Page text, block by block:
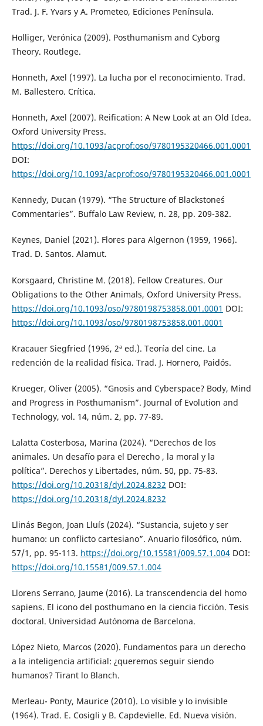
Trad. J. F. Yvars y A. Prometeo, Ediciones Península.
Holliger, Verónica (2009). Posthumanism and Cyborg
Theory. Routlege.
Honneth, Axel (1997). La lucha por el reconocimiento. Trad.
M. Ballestero. Crítica.
Honneth, Axel (2007). Reification: A New Look at an Old Idea.
Oxford University Press.
https://doi.org/10.1093/acprof:oso/9780195320466.001.0001
DOI:
https://doi.org/10.1093/acprof:oso/9780195320466.001.0001
Kennedy, Ducan (1979). “The Structure of Blackstone´s
Commentaries”. Buffalo Law Review, n. 28, pp. 209-382.
Keynes, Daniel (2021). Flores para Algernon (1959, 1966).
Trad. D. Santos. Alamut.
Korsgaard, Christine M. (2018). Fellow Creatures. Our
Obligations to the Other Animals, Oxford University Press.
https://doi.org/10.1093/oso/9780198753858.001.0001 DOI:
https://doi.org/10.1093/oso/9780198753858.001.0001
Kracauer Siegfried (1996, 2ª ed.). Teoría del cine. La
redención de la realidad física. Trad. J. Hornero, Paidós.
Krueger, Oliver (2005). “Gnosis and Cyberspace? Body, Mind
and Progress in Posthumanism”. Journal of Evolution and
Technology, vol. 14, núm. 2, pp. 77-89.
Lalatta Costerbosa, Marina (2024). “Derechos de los
animales. Un desafío para el Derecho , la moral y la
política”. Derechos y Libertades, núm. 50, pp. 75-83.
https://doi.org/10.20318/dyl.2024.8232 DOI:
https://doi.org/10.20318/dyl.2024.8232
Llinás Begon, Joan Lluís (2024). “Sustancia, sujeto y ser
humano: un conflicto cartesiano”. Anuario filosófico, núm.
57/1, pp. 95-113. https://doi.org/10.15581/009.57.1.004DOI:
https://doi.org/10.15581/009.57.1.004
Llorens Serrano, Jaume (2016). La transcendencia del homo
sapiens. El icono del posthumano en la ciencia ficción. Tesis
doctoral. Universidad Autónoma de Barcelona.
López Nieto, Marcos (2020). Fundamentos para un derecho
a la inteligencia artificial: ¿queremos seguir siendo
humanos? Tirant lo Blanch.
Merleau- Ponty, Maurice (2010). Lo visible y lo invisible
(1964). Trad. E. Cosigli y B. Capdevielle. Ed. Nueva visión.